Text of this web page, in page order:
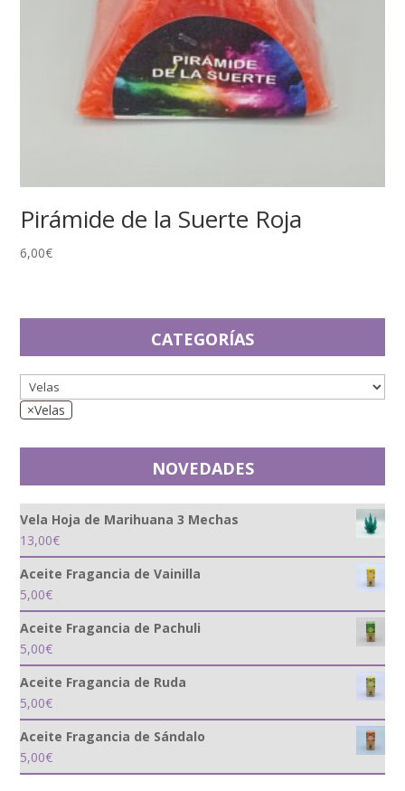
Pirámide de la Suerte Roja
6,00€
CATEGORÍAS
×Velas
NOVEDADES
Vela Hoja de Marihuana 3 Mechas
13,00€
Aceite Fragancia de Vainilla
5,00€
Aceite Fragancia de Pachuli
5,00€
Aceite Fragancia de Ruda
5,00€
Aceite Fragancia de Sándalo
5,00€